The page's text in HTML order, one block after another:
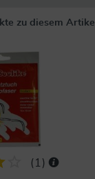
zu diesem Artikel
( 1 )